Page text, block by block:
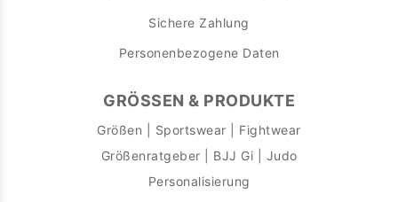
Sichere Zahlung
Personenbezogene Daten
GRÖSSEN & PRODUKTE
Größen | Sportswear | Fightwear
Größenratgeber | BJJ Gi | Judo
Personalisierung